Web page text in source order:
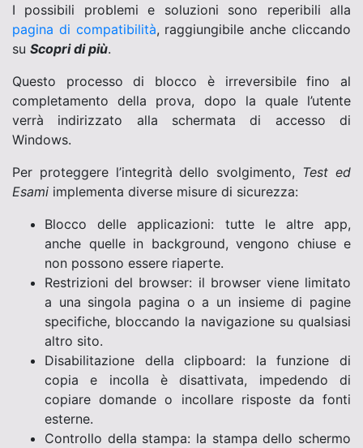
I possibili problemi e soluzioni sono reperibili alla
pagina di compatibilità, raggiungibile anche cliccando
su Scopri di più.
Questo processo di blocco è irreversibile fino al
completamento della prova, dopo la quale l’utente
verrà indirizzato alla schermata di accesso di
Windows.
Per proteggere l’integrità dello svolgimento, Test ed
Esami implementa diverse misure di sicurezza:
Blocco delle applicazioni: tutte le altre app,
anche quelle in background, vengono chiuse e
non possono essere riaperte.
Restrizioni del browser: il browser viene limitato
a una singola pagina o a un insieme di pagine
specifiche, bloccando la navigazione su qualsiasi
altro sito.
Disabilitazione della clipboard: la funzione di
copia e incolla è disattivata, impedendo di
copiare domande o incollare risposte da fonti
esterne.
Controllo della stampa: la stampa dello schermo